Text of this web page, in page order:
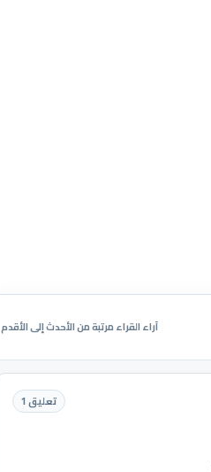
آراء القراء مرتبة من الأحدث إلى الأقدم
تعليق 1